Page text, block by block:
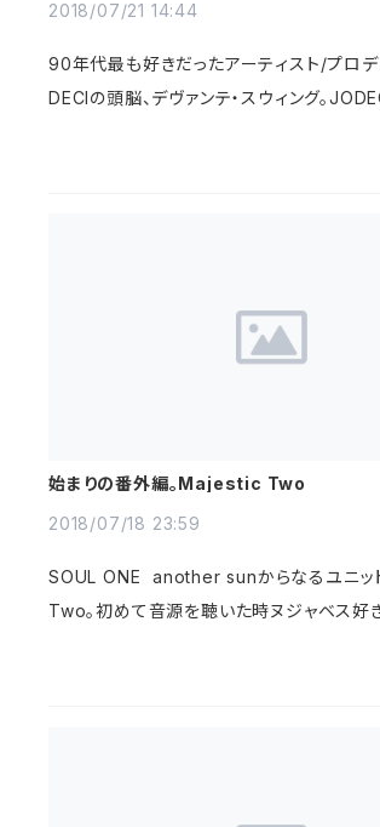
2018/07/21 14:44
90年代最も好きだったアーティスト/プロ
DECIの頭脳、デヴァンテ・スウィング。
始まりの番外編。Majestic Two
2018/07/18 23:59
SOUL ONE another sunからなるユニッ
Two。初めて音源を聴いた時ヌジャベス好